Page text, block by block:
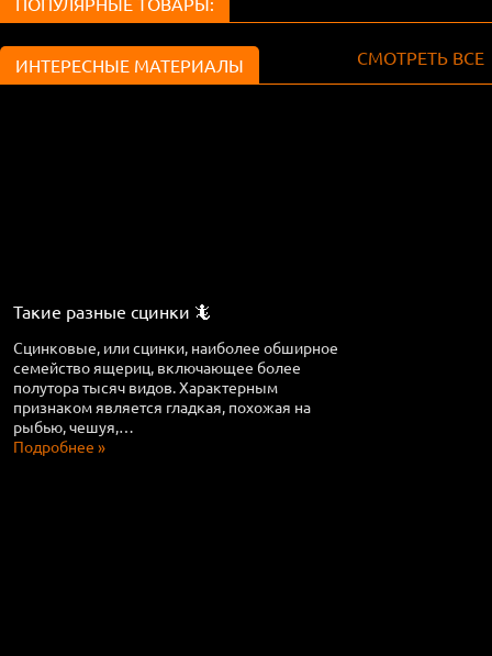
ИНТЕРЕСНЫЕ МАТЕРИАЛЫ СМОТРЕТЬ ВСЕ
Такие разные сцинки 🦎
Сцинковые, или сцинки, наиболее обширное
семейство ящериц, включающее более
полутора тысяч видов. Характерным
признаком является гладкая, похожая на
рыбью, чешуя,…
Подробнее »